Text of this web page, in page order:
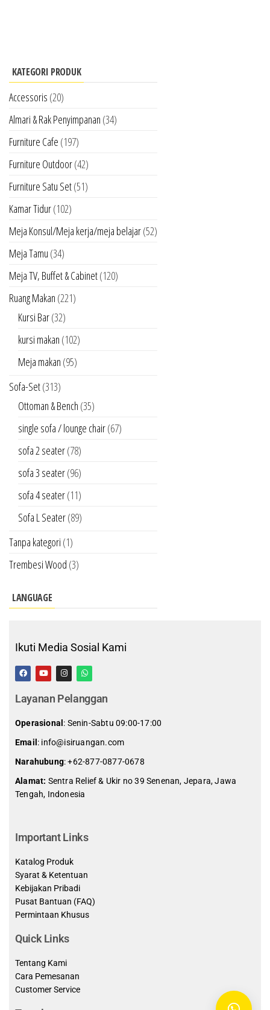
KATEGORI PRODUK
Accessoris (20)
Almari & Rak Penyimpanan (34)
Furniture Cafe (197)
Furniture Outdoor(42)
Furniture Satu Set(51)
Kamar Tidur(102)
Meja Konsul/Meja kerja/meja belajar(52)
Meja Tamu (34)
Meja TV, Buffet & Cabinet(120)
Ruang Makan (221)
Kursi Bar(32)
kursi makan (102)
Meja makan (95)
Sofa-Set(313)
Ottoman & Bench (35)
single sofa / lounge chair(67)
sofa 2 seater(78)
sofa 3 seater(96)
sofa 4 seater(11)
Sofa L Seater(89)
Tanpa kategori (1)
Trembesi Wood (3)
LANGUAGE
Ikuti Media Sosial Kami
Layanan Pelanggan
Operasional : Senin-Sabtu 09:00-17:00
Email : info@isiruangan.com
Narahubung:+62-877-0877-0678
Alamat: Sentra Relief & Ukir no 39 Senenan, Jepara, Jawa
Tengah, Indonesia
Important Links
Katalog Produk
Syarat & Ketentuan
Kebijakan Pribadi
Pusat Bantuan (FAQ)
Permintaan Khusus
Quick Links
Tentang Kami
Cara Pemesanan
Customer Service